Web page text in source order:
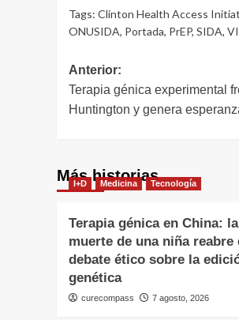
Tags: Clinton Health Access
ONUSIDA, Portada, PrEP, SIDA,
Navegación
de
entradas
Anterior:
Terapia génica experimental
Huntington y genera
Más historias
I+D Medicina Tecnología
Terapia génica en China: la
muerte de una niña reabre
debate ético sobre la
genética
curecompass 7 agosto, 2026